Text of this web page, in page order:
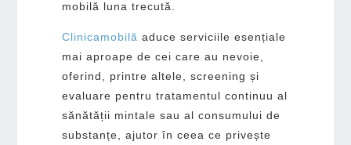
mobilă luna trecută.
Clinicamobilă aduce serviciile esențiale
mai aproape de cei care au nevoie,
oferind, printre altele, screening și
evaluare pentru tratamentul continuu al
sănătății mintale sau al consumului de
substanțe, ajutor în ceea ce privește